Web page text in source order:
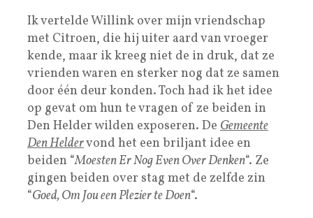
Ik vertelde Willink over mijn vriendschap
met Citroen, die hij uiter aard van vroeger
kende, maar ik kreeg niet de in druk, dat ze
vrienden waren en sterker nog dat ze samen
door één deur konden. Toch had ik het idee
op gevat om hun te vragen of ze beiden in
Den Helder wilden exposeren. De Gemeente
Den Heldervond het een briljant idee en
beiden “Moesten Er Nog Even Over Denken“. Ze
gingen beiden over stag met de zelfde zin
“Goed, Om Jou een Plezier te Doen“.